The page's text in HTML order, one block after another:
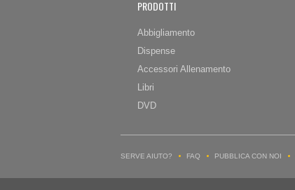
PRODOTTI
Abbigliamento
Dispense
Accessori Allenamento
Libri
DVD
SERVE AIUTO? FAQ PUBBLICA CON NOI